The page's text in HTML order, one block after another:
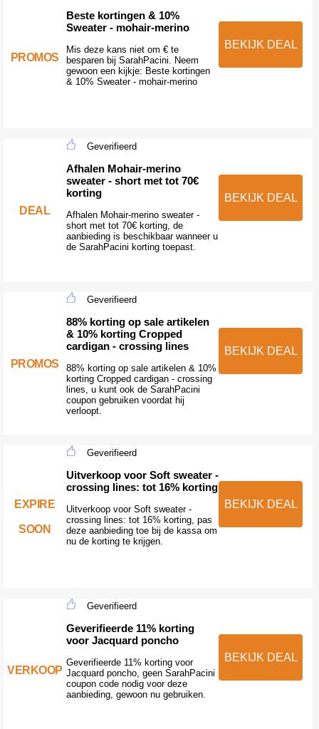
PROMOS
Beste kortingen & 10%
Sweater - mohair-merino
Mis deze kans niet om € te
besparen bij SarahPacini. Neem
gewoon een kijkje: Beste kortingen
& 10% Sweater - mohair-merino
BEKIJK DEAL
DEAL
Geverifieerd
Afhalen Mohair-merino
sweater - short met tot 70€
korting
Afhalen Mohair-merino sweater -
short met tot 70€ korting, de
aanbieding is beschikbaar wanneer u
de SarahPacini korting toepast.
BEKIJK DEAL
PROMOS
Geverifieerd
88% korting op sale artikelen
& 10% korting Cropped
cardigan - crossing lines
88% korting op sale artikelen & 10%
korting Cropped cardigan - crossing
lines, u kunt ook de SarahPacini
coupon gebruiken voordat hij
verloopt.
BEKIJK DEAL
EXPIRE
SOON
Geverifieerd
Uitverkoop voor Soft sweater -
crossing lines: tot 16% korting
Uitverkoop voor Soft sweater -
crossing lines: tot 16% korting, pas
deze aanbieding toe bij de kassa om
nu de korting te krijgen.
BEKIJK DEAL
VERKOOP
Geverifieerd
Geverifieerde 11% korting
voor Jacquard poncho
Geverifieerde 11% korting voor
Jacquard poncho, geen SarahPacini
coupon code nodig voor deze
aanbieding, gewoon nu gebruiken.
BEKIJK DEAL